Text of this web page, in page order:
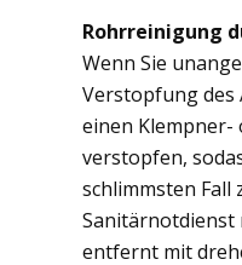
Rohrreinigung
Wenn Sie
Verstopfung des
einen Klempner-
verstopfen,
schlimmsten
Sanitärnotdienst
entfernt mit